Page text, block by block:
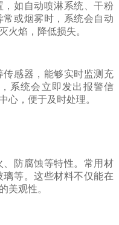
如自动喷淋系统、干粉
或烟雾时，系统会自动
火焰，降低损失。
感器，能够实时监测充
系统会立即发出报警信
心，便于及时处理。
防腐蚀等特性。常用材
等。这些材料不仅能在
美观性。